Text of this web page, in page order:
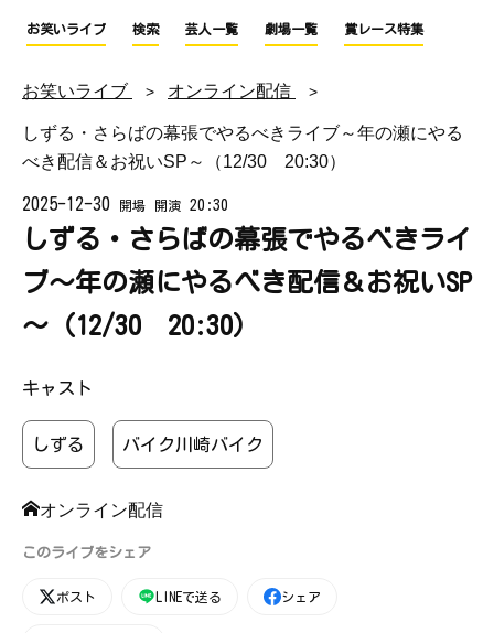
お笑いライブ 検索 芸人一覧 劇場一覧 賞レース特集
お笑いライブ オンライン配信
しずる・さらばの幕張でやるべきライブ～年の瀬にやる
べき配信＆お祝いSP～（12/30 20:30）
2025-12-30 開場 開演 20:30
しずる・さらばの幕張でやるべきライ
ブ～年の瀬にやるべき配信＆お祝いSP
～（12/30 20:30）
キャスト
しずる バイク川崎バイク
オンライン配信
このライブをシェア
ポスト LINEで送る シェア